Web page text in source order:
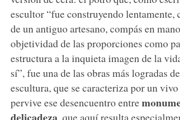
escultor “fue construyendo lentamente,
de un antiguo artesano, compás en
objetividad de las proporciones como
estructura a la inquieta imagen de la
sí”, fue una de las obras más logradas
escultura, que se caracteriza por un
pervive ese desencuentro entre
delicadeza, que aquí resulta